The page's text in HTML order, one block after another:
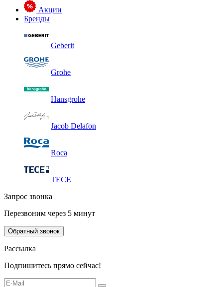
Акции
Бренды
Geberit
Grohe
Hansgrohe
Jacob Delafon
Roca
TECE
Запрос звонка
Перезвоним через 5 минут
Обратный звонок
Рассылка
Подпишитесь прямо сейчас!